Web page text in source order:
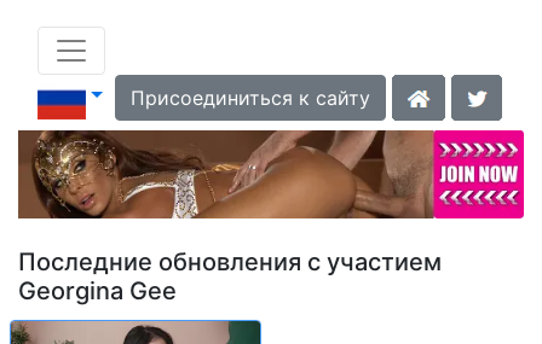
Присоединиться к сайту
Последние обновления с участием
Georgina Gee